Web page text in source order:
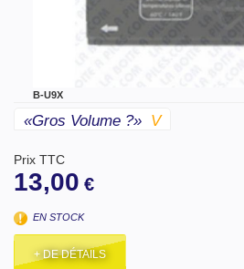
B-U9X
«gros Volume ?» V
Prix TTC
13,00 €
EN STOCK
+ DE DÉTAILS